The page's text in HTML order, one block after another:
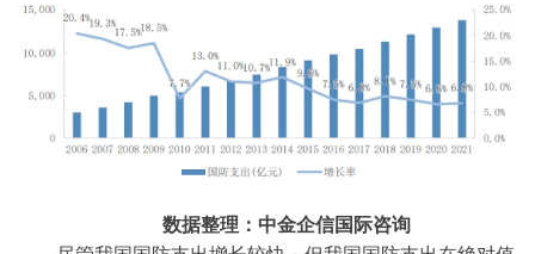
数据整理：中金企信国际咨询